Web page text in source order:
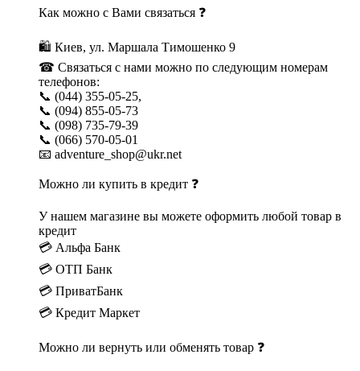
Как можно с Вами связаться ❓
🛍 Киев, ул. Маршала Тимошенко 9
☎ Связаться с нами можно по следующим номерам
телефонов:
📞 (044) 355-05-25,
📞 (094) 855-05-73
📞 (098) 735-79-39
📞 (066) 570-05-01
📧 adventure_shop@ukr.net
Можно ли купить в кредит ❓
У нашем магазине вы можете оформить любой товар в
кредит
💳 Альфа Банк
💳 ОТП Банк
💳 ПриватБанк
💳 Кредит Маркет
Можно ли вернуть или обменять товар ❓